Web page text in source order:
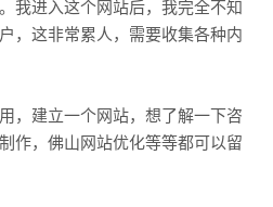
我进入这个网站后，我完全不知
，这非常累人，需要收集各种内
建立一个网站，想了解一下咨
作，佛山网站优化等等都可以留